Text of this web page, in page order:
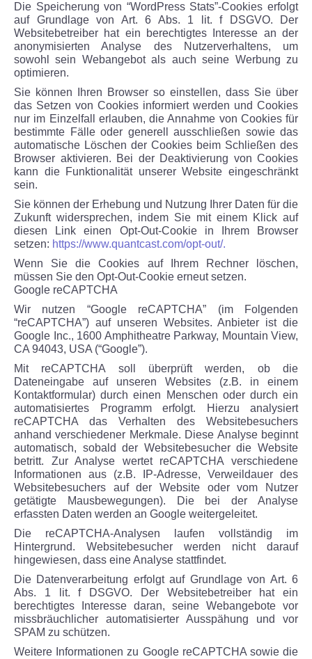
Die Speicherung von “WordPress Stats”-Cookies erfolgt
auf Grundlage von Art. 6 Abs. 1 lit. f DSGVO. Der
Websitebetreiber hat ein berechtigtes Interesse an der
anonymisierten Analyse des Nutzerverhaltens, um
sowohl sein Webangebot als auch seine Werbung zu
optimieren.
Sie können Ihren Browser so einstellen, dass Sie über
das Setzen von Cookies informiert werden und Cookies
nur im Einzelfall erlauben, die Annahme von Cookies für
bestimmte Fälle oder generell ausschließen sowie das
automatische Löschen der Cookies beim Schließen des
Browser aktivieren. Bei der Deaktivierung von Cookies
kann die Funktionalität unserer Website eingeschränkt
sein.
Sie können der Erhebung und Nutzung Ihrer Daten für die
Zukunft widersprechen, indem Sie mit einem Klick auf
diesen Link einen Opt-Out-Cookie in Ihrem Browser
setzen: https://www.quantcast.com/opt-out/.
Wenn Sie die Cookies auf Ihrem Rechner löschen,
müssen Sie den Opt-Out-Cookie erneut setzen.
Google reCAPTCHA
Wir nutzen “Google reCAPTCHA” (im Folgenden
“reCAPTCHA”) auf unseren Websites. Anbieter ist die
Google Inc., 1600 Amphitheatre Parkway, Mountain View,
CA 94043, USA (“Google”).
Mit reCAPTCHA soll überprüft werden, ob die
Dateneingabe auf unseren Websites (z.B. in einem
Kontaktformular) durch einen Menschen oder durch ein
automatisiertes Programm erfolgt. Hierzu analysiert
reCAPTCHA das Verhalten des Websitebesuchers
anhand verschiedener Merkmale. Diese Analyse beginnt
automatisch, sobald der Websitebesucher die Website
betritt. Zur Analyse wertet reCAPTCHA verschiedene
Informationen aus (z.B. IP-Adresse, Verweildauer des
Websitebesuchers auf der Website oder vom Nutzer
getätigte Mausbewegungen). Die bei der Analyse
erfassten Daten werden an Google weitergeleitet.
Die reCAPTCHA-Analysen laufen vollständig im
Hintergrund. Websitebesucher werden nicht darauf
hingewiesen, dass eine Analyse stattfindet.
Die Datenverarbeitung erfolgt auf Grundlage von Art. 6
Abs. 1 lit. f DSGVO. Der Websitebetreiber hat ein
berechtigtes Interesse daran, seine Webangebote vor
missbräuchlicher automatisierter Ausspähung und vor
SPAM zu schützen.
Weitere Informationen zu Google reCAPTCHA sowie die